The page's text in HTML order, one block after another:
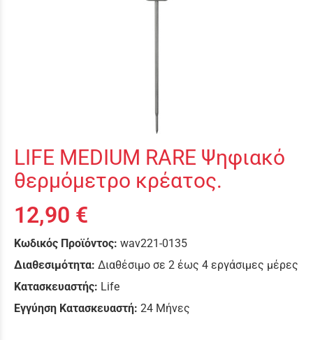
LIFE MEDIUM RARE Ψηφιακό
θερμόμετρο κρέατος.
12,90 €
Κωδικός Προϊόντος: wav221-0135
Διαθεσιμότητα: Διαθέσιμο σε 2 έως 4 εργάσιμες μέρες
Κατασκευαστής: Life
Εγγύηση Κατασκευαστή: 24 Μήνες